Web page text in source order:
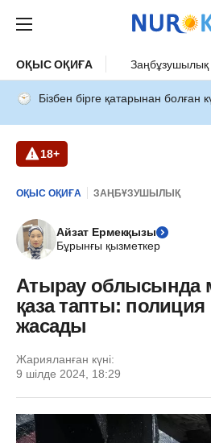
ОҚЫС ОҚИҒА Заңбұзушылық
Бізбен бірге қатарынан болған
18+
ОҚЫС ОҚИҒА ЗАҢБҰЗУШЫЛЫҚ
Айзат Ермекқызы
Бұрынғы қызметкер
Атырау облысында
қаза тапты:
жасады
Жарияланған күні:
9 шілде 2024, 18:29